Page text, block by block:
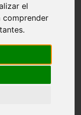
el
comprender
que
y mucho mas